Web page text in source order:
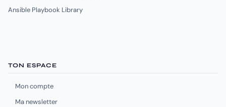
Ansible Playbook Library
TON ESPACE
Mon compte
Ma newsletter